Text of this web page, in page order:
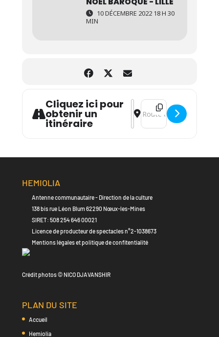
10 DÉCEMBRE 2022 18 H 30
MIN
Cliquez ici pour
obtenir un
itinéraire
Address - Noël baroque -
Destination Address -
HEMIOLIA
Antenne communautaire - Direction de la culture
138 bis rue Léon Blum 62290 Nœux-les-Mines
SIRET: 508 254 646 00021
Licence de producteur de spectacles n°2-1038673
Mentions légales et politique de confitentialité
Crédit photos © NICO DJAVANSHIR
PLAN DU SITE
Accueil
Hemiolia